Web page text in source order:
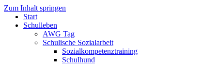
Zum Inhalt springen
Start
Schulleben
AWG Tag
Schulische Sozialarbeit
Sozialkompetenztraining
Schulhund